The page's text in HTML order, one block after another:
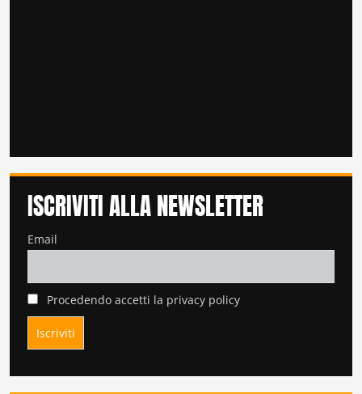
ISCRIVITI ALLA NEWSLETTER
Email
Procedendo accetti la privacy policy